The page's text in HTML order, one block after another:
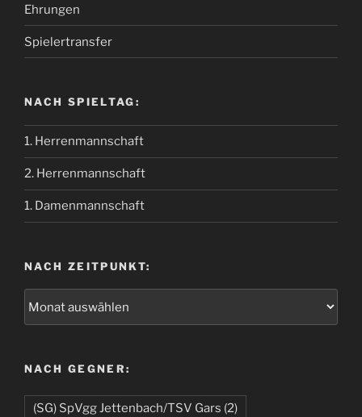
Ehrungen
Spielertransfer
NACH SPIELTAG:
1. Herrenmannschaft
2. Herrenmannschaft
1. Damenmannschaft
NACH ZEITPUNKT:
NACH GEGNER:
(SG) SpVgg Jettenbach/TSV Gars (2)